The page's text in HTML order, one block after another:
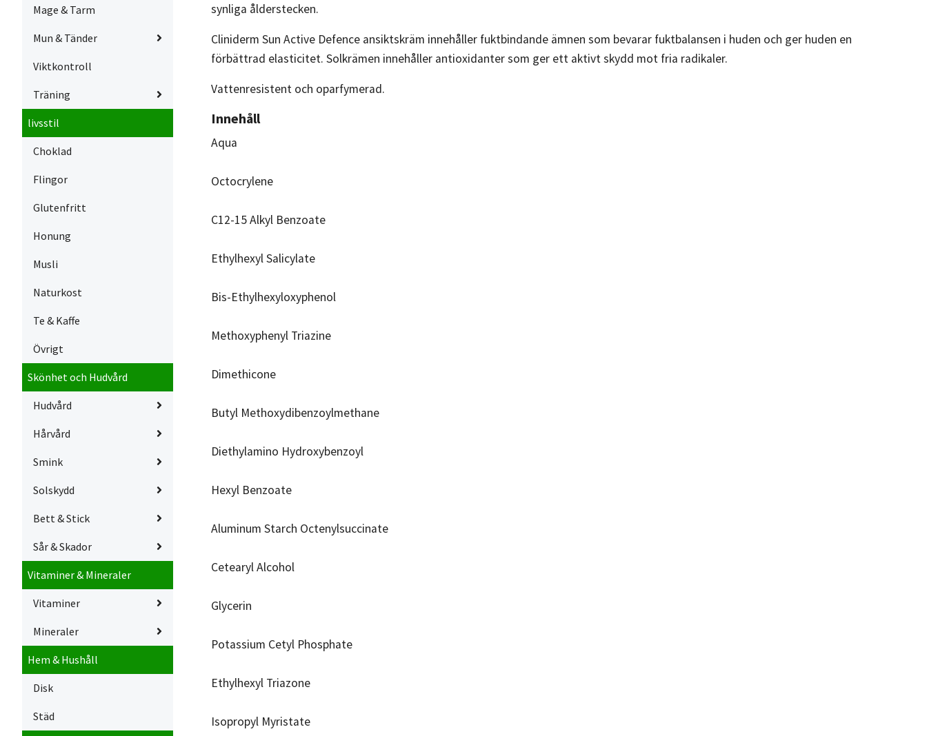
Mage & Tarm
Mun & Tänder
Viktkontroll
Träning
livsstil
Choklad
Flingor
Glutenfritt
Honung
Musli
Naturkost
Te & Kaffe
Övrigt
Skönhet och Hudvård
Hudvård
Hårvård
Smink
Solskydd
Bett & Stick
Sår & Skador
Vitaminer & Mineraler
Vitaminer
Mineraler
Hem & Hushåll
Disk
Städ
synliga ålderstecken.
Cliniderm Sun Active Defence ansiktskräm innehåller fuktbindande ämnen som bevarar fuktbalansen i huden och ger huden en
förbättrad elasticitet. Solkrämen innehåller antioxidanter som ger ett aktivt skydd mot fria radikaler.
Vattenresistent och oparfymerad.
Innehåll
Aqua
Octocrylene
C12-15 Alkyl Benzoate
Ethylhexyl Salicylate
Bis-Ethylhexyloxyphenol
Methoxyphenyl Triazine
Dimethicone
Butyl Methoxydibenzoylmethane
Diethylamino Hydroxybenzoyl
Hexyl Benzoate
Aluminum Starch Octenylsuccinate
Cetearyl Alcohol
Glycerin
Potassium Cetyl Phosphate
Ethylhexyl Triazone
Isopropyl Myristate